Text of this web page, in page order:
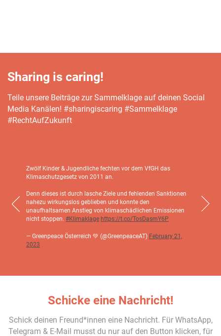
Sharing is caring!
Teile unsere Beiträge zur Sammelklage auf deinen Social
Media Kanälen! #sharingiscaring #Sammelklage
#RechtAufZukunft
Zwölf Kinder & Jugendliche fechten vor dem VfGH das
Klimaschutzgesetz von 2011 an.
Denn dieses ist durch lasche Ziele und fehlenden Sanktionen
nahezu wirkungslos geblieben und konnte den
unaufhaltsamen Anstieg von klimaschädlichen Emissionen
nicht stoppen. #Klimaklage https://t.co/TosDasmY6P
— Greenpeace Österreich 💚 (@GreenpeaceAT) February 21,
2023
beim
Schicke eine Nachricht!
Schick deinen Freund*innen eine Nachricht. Für WhatsApp,
Telegram & E-Mail musst du nur auf den Button klicken, für